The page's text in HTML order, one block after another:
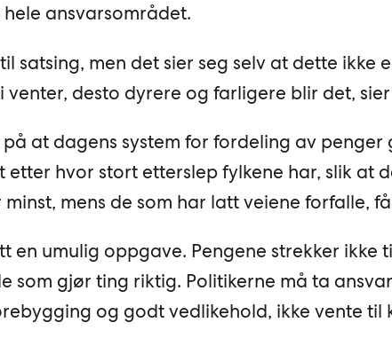
hele ansvarsområdet.
satsing, men det sier seg selv at dette ikke
venter, desto dyrere og farligere blir det, sier
at dagens system for fordeling av
etter hvor stort etterslep fylkene har, slik at
mens de som har latt veiene forfalle,
en umulig oppgave. Pengene strekker ikke
som gjør ting riktig. Politikerne må ta
og godt vedlikehold, ikke vente til